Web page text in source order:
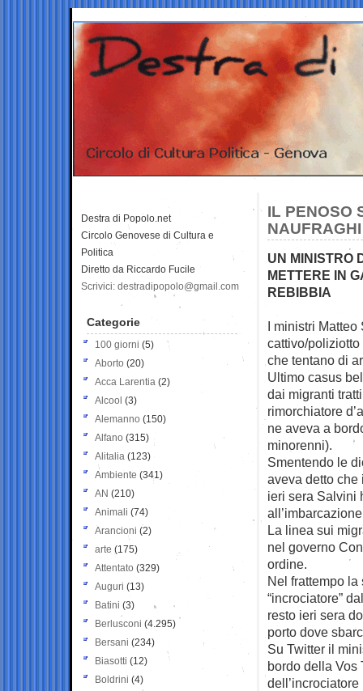
IL PENOSO
UN MINISTRO
METTERE IN
REBIBBIA
I ministri
cattivo/
che tentano di
Ultimo casus
dai migranti
rimorchiatore
ne aveva a
minorenni).
Smentendo le
aveva detto
ieri sera Salvini
La linea sui
nel governo
ordine.
Nel frattempo
“incrociatore”
resto ieri sera
porto dove
Su Twitter il
bordo della Vos
Destra di Popolo.net
Circolo Genovese di Cultura e
Politica
Diretto da Riccardo Fucile
Scrivici: destradipopolo@gmail.com
Categorie
100 giorni (5)
Aborto (20)
Acca Larentia (2)
Alcool (3)
Alemanno (150)
Alfano (315)
Alitalia (123)
Ambiente (341)
AN (210)
Animali (74)
Arancioni (2)
arte (175)
Attentato (329)
Auguri (13)
Batini (3)
Berlusconi (4.295)
Bersani (234)
Biasotti (12)
Boldrini (4)